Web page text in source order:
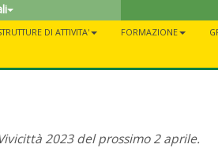
DI ATTIVITA' FORMAZIONE
2023 del prossimo 2 aprile.